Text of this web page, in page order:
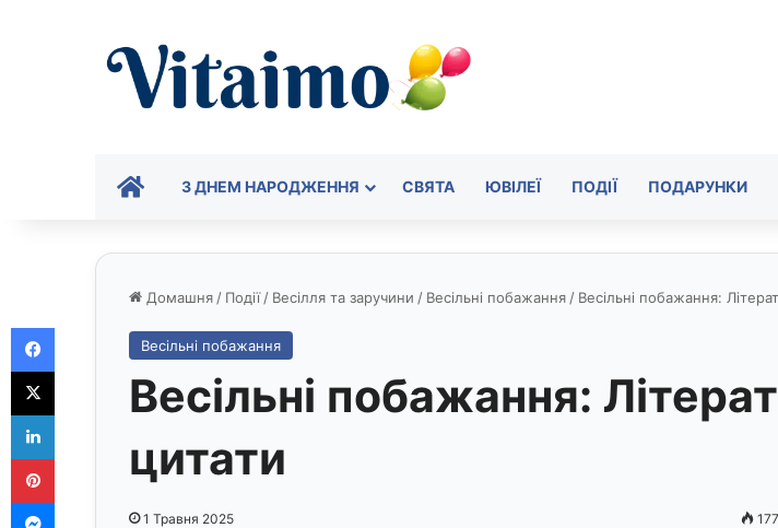
ГОЛОВНА
З ДНЕМ НАРОДЖЕННЯ СВЯТА ЮВІЛЕЇ ПОДІЇ ПОДАРУНКИ
Домашня / Події / Весілля та заручини / Весільні побажання / Весільні побажання:
Весільні побажання
Весільні побажання:
цитати
1 Травня 2025 177